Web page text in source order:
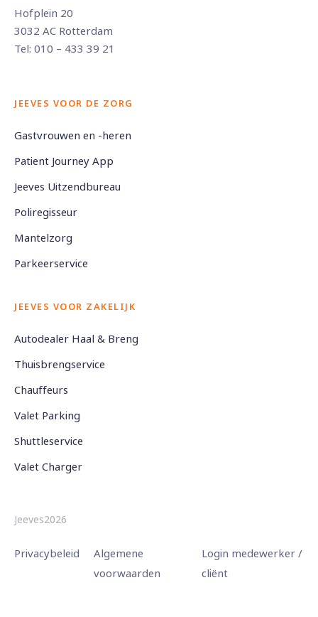
Hofplein 20
3032 AC Rotterdam
Tel: 010 – 433 39 21
JEEVES VOOR DE ZORG
Gastvrouwen en -heren
Patient Journey App
Jeeves Uitzendbureau
Poliregisseur
Mantelzorg
Parkeerservice
JEEVES VOOR ZAKELIJK
Autodealer Haal & Breng
Thuisbrengservice
Chauffeurs
Valet Parking
Shuttleservice
Valet Charger
Jeeves2026
Privacybeleid
Algemene
voorwaarden
Login medewerker /
cliënt